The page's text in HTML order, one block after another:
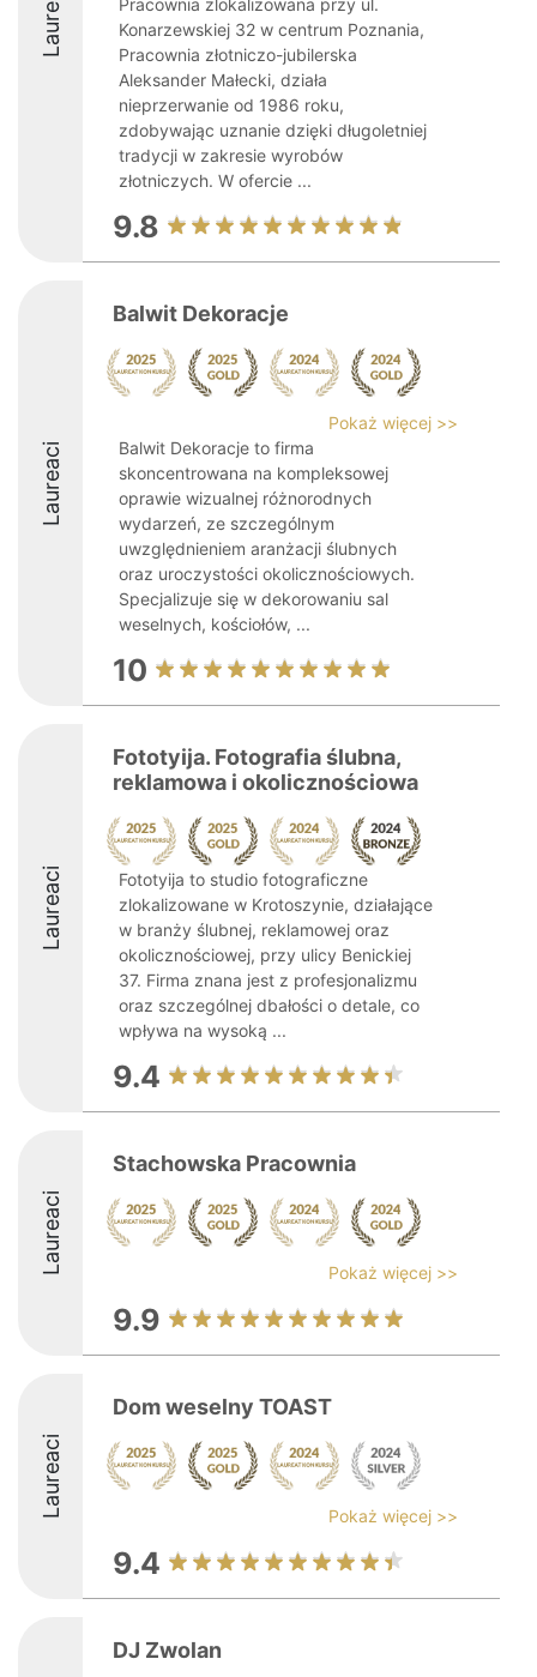
Pracownia zlokalizowana przy ul.
Konarzewskiej 32 w centrum Poznania,
Pracownia złotniczo-jubilerska
Aleksander Małecki, działa
nieprzerwanie od 1986 roku,
zdobywając uznanie dzięki długoletniej
tradycji w zakresie wyrobów
złotniczych. W ofercie ...
9.8
Laureaci
Balwit Dekoracje
Pokaż więcej >>
Balwit Dekoracje to firma
skoncentrowana na kompleksowej
oprawie wizualnej różnorodnych
wydarzeń, ze szczególnym
uwzględnieniem aranżacji ślubnych
oraz uroczystości okolicznościowych.
Specjalizuje się w dekorowaniu sal
weselnych, kościołów, ...
10
Laureaci
Fototyija. Fotografia ślubna,
reklamowa i okolicznościowa
Fototyija to studio fotograficzne
zlokalizowane w Krotoszynie, działające
w branży ślubnej, reklamowej oraz
okolicznościowej, przy ulicy Benickiej
37. Firma znana jest z profesjonalizmu
oraz szczególnej dbałości o detale, co
wpływa na wysoką ...
9.4
Laureaci
Stachowska Pracownia
Pokaż więcej >>
9.9
Laureaci
Dom weselny TOAST
Pokaż więcej >>
9.4
DJ Zwolan